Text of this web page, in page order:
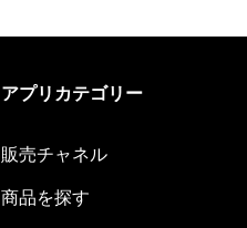
アプリカテゴリー
販売チャネル
商品を探す